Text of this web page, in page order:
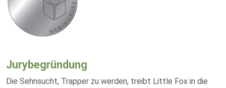
Jurybegründung
Die Sehnsucht, Trapper zu werden, treibt Little Fox in die